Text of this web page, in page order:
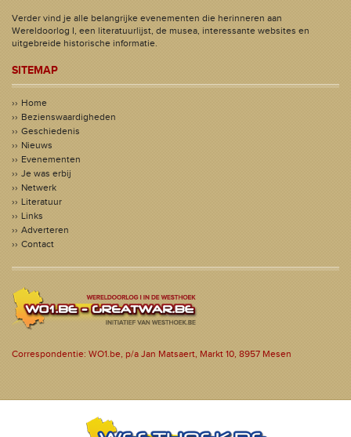
Verder vind je alle belangrijke evenementen die herinneren aan
Wereldoorlog I, een literatuurlijst, de musea, interessante websites en
uitgebreide historische informatie.
SITEMAP
Home
Bezienswaardigheden
Geschiedenis
Nieuws
Evenementen
Je was erbij
Netwerk
Literatuur
Links
Adverteren
Contact
Correspondentie: WO1.be, p/a Jan Matsaert, Markt 10, 8957 Mesen